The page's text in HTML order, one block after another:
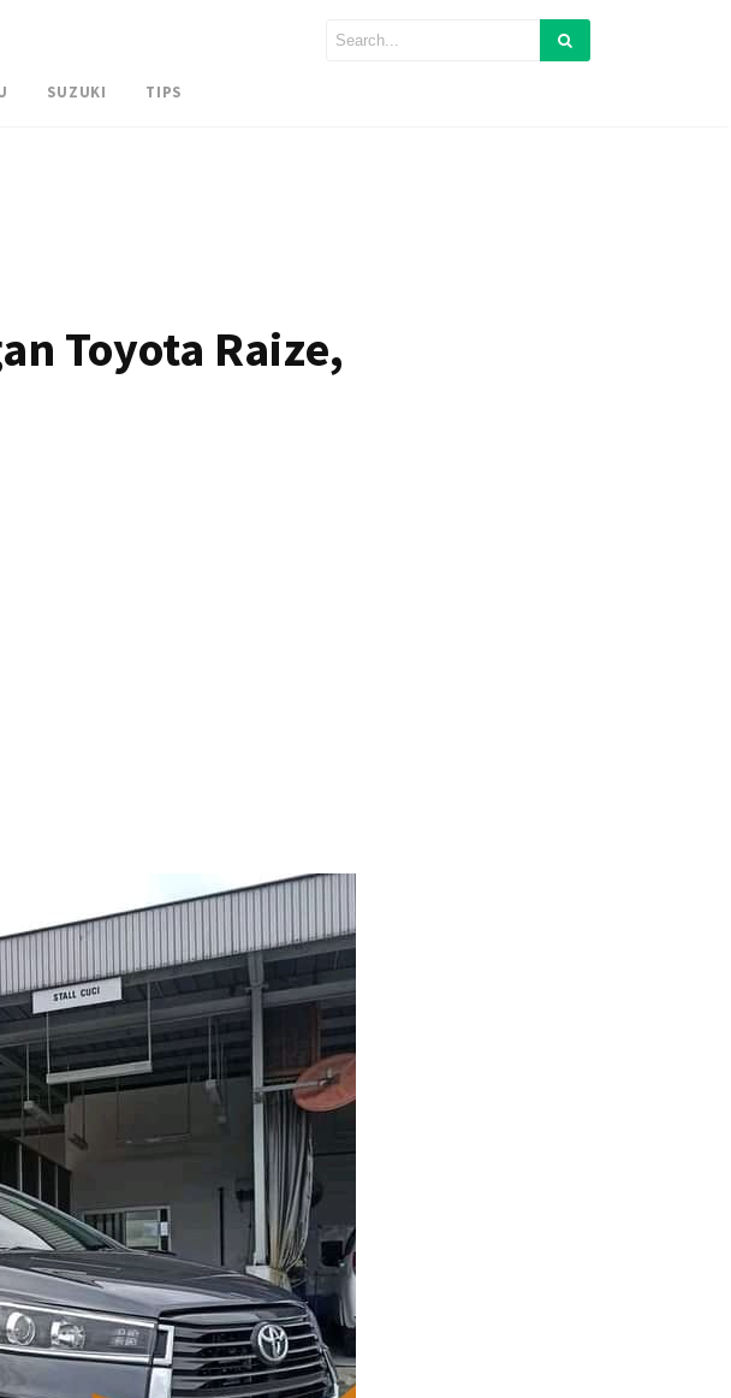
SUZUKI TIPS
Toyota Raize,